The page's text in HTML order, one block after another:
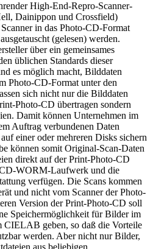
High-End-Repro-Scanner-
Dainippon und Crossfield)
in das Photo-CD-Format
(gelesen) werden.
über ein gemeinsames
üblichen Standards dieser
es möglich macht, Bilddaten
Photo-CD-Format unter den
sich nicht nur die Bilddaten
Photo-CD übertragen sondern
Damit können Unternehmen im
Auftrag verbundenen Daten
einer oder mehreren Disks sichern
können somit Original-Scan-Daten
direkt auf der Print-Photo-CD
WORM-Laufwerk und die
verfügen. Die Scans kommen
und nicht vom Scanner der Photo-
Version der Print-Photo-CD soll
Speichermöglichkeit für Bilder im
CIELAB geben, so daß die Vorteile
werden. Aber nicht nur Bilder,